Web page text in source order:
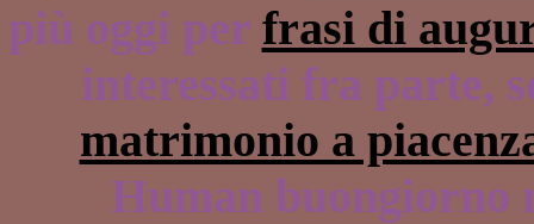
più oggi per frasi di
interessati fra parte,
matrimonio a
Human buongiorno